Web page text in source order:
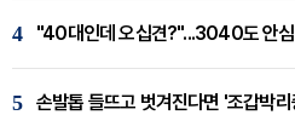
4 "40대인데 오십견?"...3040도 안심
5 손발톱 들뜨고 벗겨진다면 '조갑박